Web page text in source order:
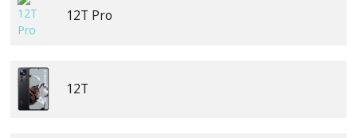
12T Pro
12T